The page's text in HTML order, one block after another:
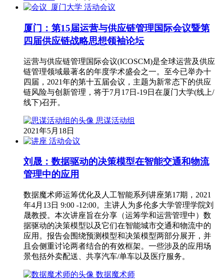
活动会议
厦门：第15届运营与供应链管理国际会议暨第
四届供应链战略思想领袖论坛
运营与供应链管理国际会议(ICOSCM)是全球运营及供应
链管理领域最著名的年度学术盛会之一。至今已举办十
四届，2021年的第十五届会议，主题为新常态下的供应
链风险与创新管理，将于7月17日-19日在厦门大学(线上/
线下)召开。
思谋活动组
2021年5月18日
活动会议
刘晟：数据驱动的决策模型在智能交通和物流
管理中的应用
数据魔术师运筹优化及人工智能系列讲座第17期，2021
年4月13日 9:00 -12:00。主讲人为多伦多大学管理学院刘
晟教授。本次讲座旨在分享（运筹学和运营管理中）数
据驱动的决策模型以及它们在智能城市交通和物流中的
应用。报告会围绕预测模型和决策模型两部分展开，并
且会侧重讨论两者结合的有效框架。一些涉及的应用场
景包括外卖配送、共享汽车/单车以及医疗服务。
数据魔术师